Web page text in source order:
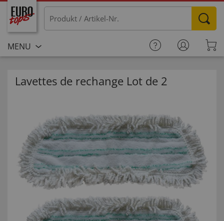
MENU
Lavettes de rechange Lot de 2